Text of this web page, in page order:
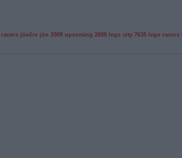
racers jövőre jön 2009 upcoming 2009 lego city 7635 lego racers